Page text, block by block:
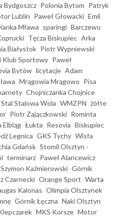
Bydgoszcz Polonia Bytom Patryk
Lublin Paweł Głowacki Emil
Mława sparingi Barczewo
Tęcza Biskupiec Arka
Białystok Piotr Wypniewski
Klub Sportowy Paweł
Bytów licytacje Adam
Mrągowia Mrągowo Pisa
Chojniczanka Chojnice
Stal Stalowa Wola WMZPN żółte
Piotr Zajączkowski Rominta
Elbląg Łukta Resovia Biskupiec
Legnica GKS Tychy Wisła
Gdańsk Stomil Olsztyn -
terminarz Paweł Alancewicz
Szymon Kaźmierowski Górnik
Czarnecki Orange Sport Warta
Kalonas Olimpia Olsztynek
Górnik Łęczna Naki Olsztyn
MKS Korsze Motor